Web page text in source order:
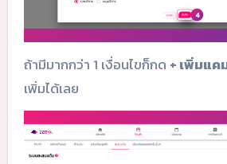
ถ้ามีมากกว่า 1 เงื่อนไขก็กด + เพิ่มแ
เพิ่มได้เลย